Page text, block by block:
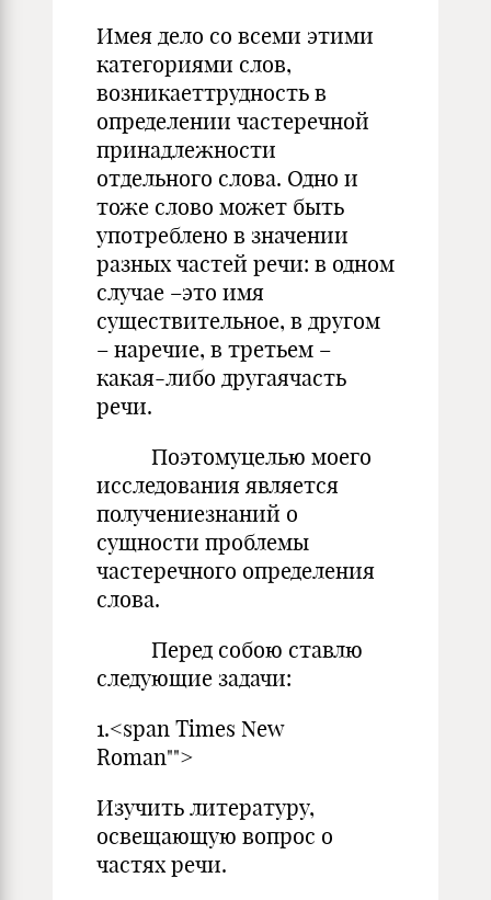
Имея дело со всеми этими
категориями слов,
возникаеттрудность в
определении частеречной
принадлежности
отдельного слова. Одно и
тоже слово может быть
употреблено в значении
разных частей речи: в одном
случае –это имя
существительное, в другом
– наречие, в третьем –
какая-либо другаячасть
речи.
Поэтомуцелью моего
исследования является
получениезнаний о
сущности проблемы
частеречного определения
слова.
Перед собою ставлю
следующие задачи:
1.<span Times New
Roman"">
Изучить литературу,
освещающую вопрос о
частях речи.